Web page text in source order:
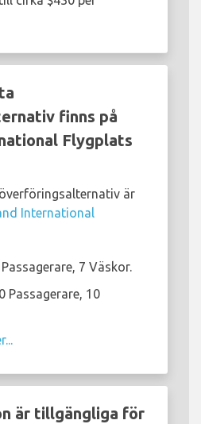
finns på
Flygplats
är
International
7 Väskor.
Passagerare, 10
är tillgängliga för